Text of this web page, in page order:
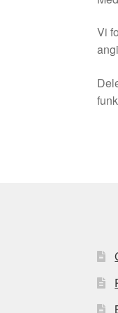
Vi